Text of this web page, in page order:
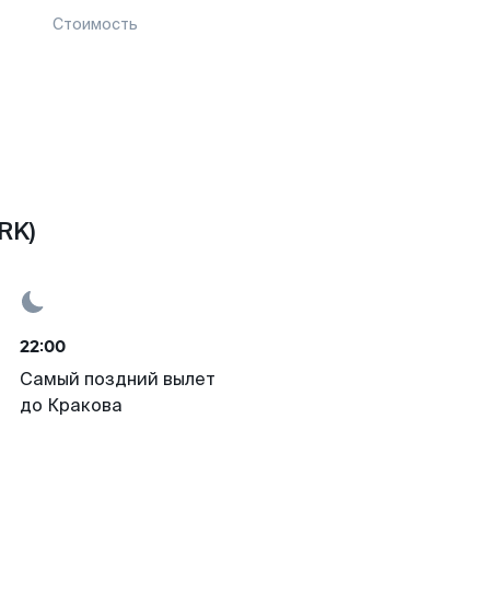
Стоимость
22:00
Самый поздний вылет
до Кракова